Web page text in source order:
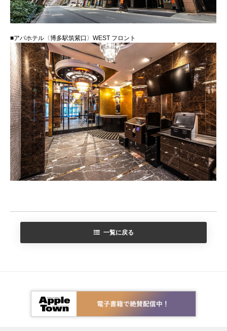
■アパホテル〈博多駅筑紫口〉WEST フロント
一覧に戻る